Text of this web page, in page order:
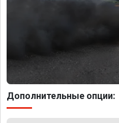
Дополнительные опции: